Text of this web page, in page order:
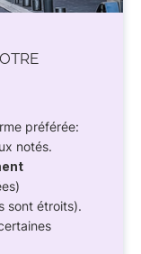
préférée:
notés.
sont étroits).